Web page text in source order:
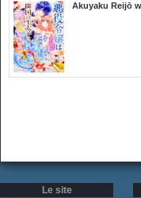
Akuyaku Reijō
Le site